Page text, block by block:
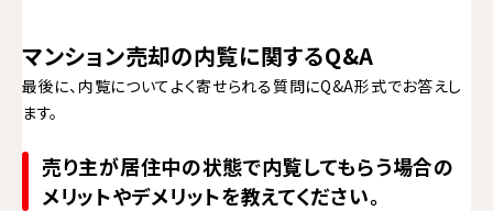
マンション売却の内覧に関するQ&A
最後に、内覧についてよく寄せられる質問にQ&A形式でお答えし
ます。
売り主が居住中の状態で内覧してもらう場合の
メリットやデメリットを教えてください。